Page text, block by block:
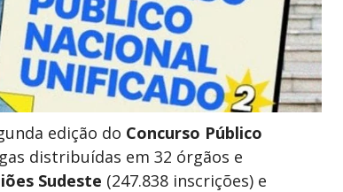
edição do Concurso Público
distribuídas em 32 órgãos e
Sudeste (247.838 inscrições) e